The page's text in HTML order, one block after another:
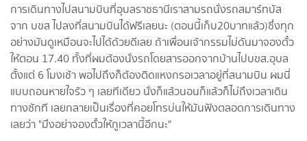
การเดินทางไปสนามบินที่อุบลราชธานีเราสามรถนั่งรถสมาร์ทบัส
จาก บขส ไปลงที่สนามบินได้ฟรีเลยนะ (ตอนนี้เก็บ20บาทแล้ว)ซึ่งทุก
อย่างมันดูเหมือนจะไปได้ด้วยดีเลย ถ้าเพื่อนเจ้ากรรมไม่ดันมาจองตั๋ว
ให้ตอน 17.40 ทั้งที่ผมต้องนั่งรถโดยสารออกจากบ้านไปบขส.อุบล
ตั้งแต่ 6 โมงเช้า พอไปถึงก็ต้องติดแหงกรอเวลาอยู่ที่สนามบิน ผมนี่
แบบถอนหายใจรัว ๆ เลยทีเดียว นั่งก็แล้วนอนก็แล้วก็ไม่ถึงเวลาเดิน
ทางซักที เลยกลายเป็นเรื่องที่คอยโทรบ่นให้มันฟังตลอดการเดินทาง
เลยว่า "มึงอย่าจองตั๋วให้กูเวลานี้อีกนะ"